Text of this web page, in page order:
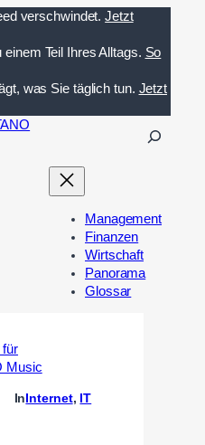
verschwindet. Jetzt
Teil Ihres Alltags. So
was Sie täglich tun. Jetzt
n
Management
Finanzen
Wirtschaft
Panorama
Glossar
InInternet, IT